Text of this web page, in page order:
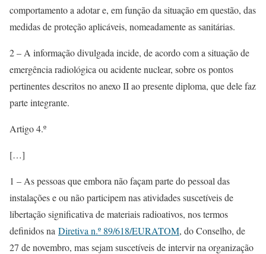
comportamento a adotar e, em função da situação em questão, das
medidas de proteção aplicáveis, nomeadamente as sanitárias.
2 – A informação divulgada incide, de acordo com a situação de
emergência radiológica ou acidente nuclear, sobre os pontos
pertinentes descritos no anexo II ao presente diploma, que dele faz
parte integrante.
Artigo 4.º
[…]
1 – As pessoas que embora não façam parte do pessoal das
instalações e ou não participem nas atividades suscetíveis de
libertação significativa de materiais radioativos, nos termos
definidos na Diretiva n.º 89/618/EURATOM, do Conselho, de
27 de novembro, mas sejam suscetíveis de intervir na organização